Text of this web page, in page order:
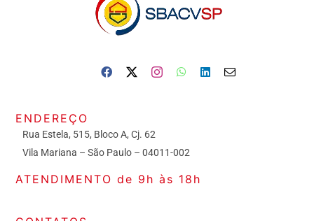
ENDEREÇO
Rua Estela, 515, Bloco A, Cj. 62
Vila Mariana – São Paulo – 04011-002
ATENDIMENTO de 9h às 18h